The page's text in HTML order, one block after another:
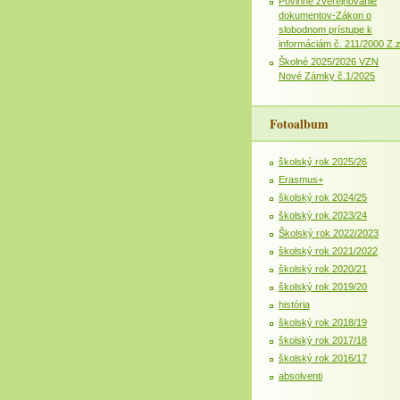
dokumentov-Zákon o
slobodnom prístupe k
informáciám č. 211/2000 Z.z
Školné 2025/2026 VZN
Nové Zámky č.1/2025
Fotoalbum
školský rok 2025/26
Erasmus+
školský rok 2024/25
školský rok 2023/24
Školský rok 2022/2023
školský rok 2021/2022
školský rok 2020/21
školský rok 2019/20
história
školský rok 2018/19
školský rok 2017/18
školský rok 2016/17
absolventi